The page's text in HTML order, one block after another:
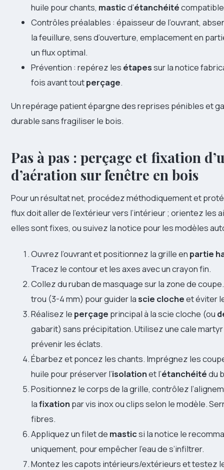
huile pour chants, masticd’étanchéité
Contrôles préalables : épaisseur de l’ouvrant,
la feuillure, sens d’ouverture, emplacement en
un flux optimal.
Prévention : repérez les étapessur la notice
fois avant toutperçage.
Un repérage patient épargne des reprises pénibles et
durable sans fragiliser le bois.
Pas à pas : perçage et fixation
d’aération sur fenêtre en bois
Pour un résultat net, procédez méthodiquement et
flux doit aller de l’extérieur vers l’intérieur ; orientez les
elles sont fixes, ou suivez la notice pour les modèles
Ouvrez l’ouvrant et positionnez la grille en partie
Tracez le contour et les axes avec un crayon fin.
Collez du ruban de masquage sur la zone de
trou (3-4 mm) pour guider lascie clocheet éviter
Réalisez le perçage principal à la scie cloche (ou
gabarit) sans précipitation. Utilisez une cale
prévenir les éclats.
Ébarbez et poncez les chants. Imprégnez les
huile pour préserver l’isolationet l’étanchéitédu
Positionnez le corps de la grille, contrôlez
lafixation par vis inox ou clips selon le modèle.
fibres.
Appliquez un filet de masticsi la notice le
uniquement, pour empêcher l’eau de s’infiltrer.
Montez les capots intérieurs/extérieurs et testez